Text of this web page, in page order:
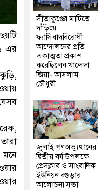
এর
মনে
সীতাকুণ্ডের মাটিতে
দাঁড়িয়ে
ফ্যাসিবাদবিরোধী
আন্দোলনের প্রতি
একাত্মতা প্রকাশ
করেছিলেন খালেদা
জিয়া- আসলাম
চৌধুরী
জুলাই গণঅভ্যুত্থানের
দ্বিতীয় বর্ষ উপলক্ষে
প্রেসক্লাব ও সাংবাদিক
ইউনিয়ন বগুড়ার
আলোচনা সভা